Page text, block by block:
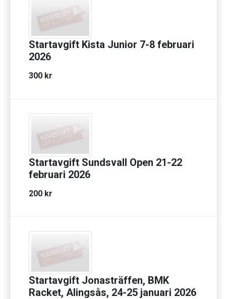
Startavgift Kista Junior 7-8 februari
2026
300 kr
Startavgift Sundsvall Open 21-22
februari 2026
200 kr
Startavgift Jonasträffen, BMK
Racket, Alingsås, 24-25 januari 2026